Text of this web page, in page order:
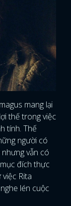
mang lại
thế trong việc
tính. Thế
người có
nhưng vẫn có
đích thực
Rita
lén cuộc